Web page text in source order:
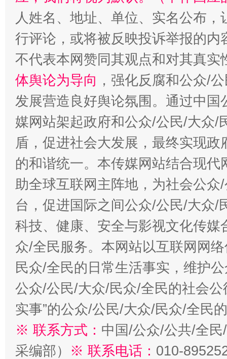
人姓名、地址、单位、实名公布
行评论，或将被反映投诉举报的
不代表本网赞同其观点和对其真实
体舆论为导向 ，强化反腐和公众/
发展营造良好舆论氛围。通过中
媒网站架起政府和公众/公民/大众/
盾，促进社会大发展，最终实现
的和谐统一。本传媒网站结合现
助全球互联网主阵地，为社会公
台，促进国际之间公众/公民/大众/
科技、健康、安全与影视文化传
众/全民服务。本网站以互联网网
民众/全民的日常生活事实，维护
公众/公民/大众/民众/全民的社会公
实事”的公众/公民/大众/民众/全民
※ 联系方式： 中国/公众/公共/全
采编部） ※ 联系电话： 010-